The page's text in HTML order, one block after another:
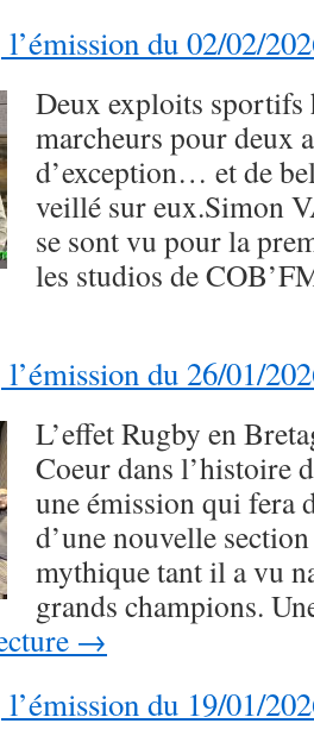
du 02/02/
Deux exploits sportifs
marcheurs pour deux
d’exception… et de
veillé sur eux.Simon
se sont vu pour la
les studios de
du 26/01/
L’effet Rugby en
Coeur dans l’histoire
une émission qui fera
d’une nouvelle
mythique tant il a vu
grands champions.
→
du 19/01/